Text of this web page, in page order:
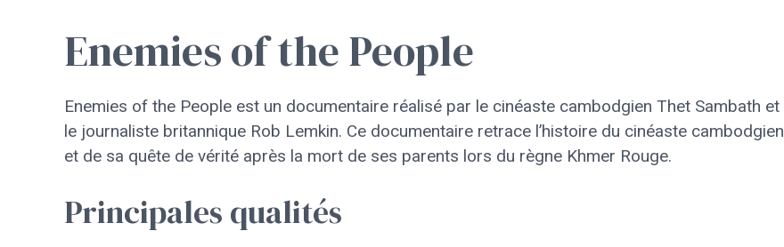
Enemies of the People
Enemies of the People est un documentaire réalisé par le cinéaste cambodgien Thet Sambath et
le journaliste britannique Rob Lemkin. Ce documentaire retrace l’histoire du cinéaste cambodgien
et de sa quête de vérité après la mort de ses parents lors du règne Khmer Rouge.
Principales qualités